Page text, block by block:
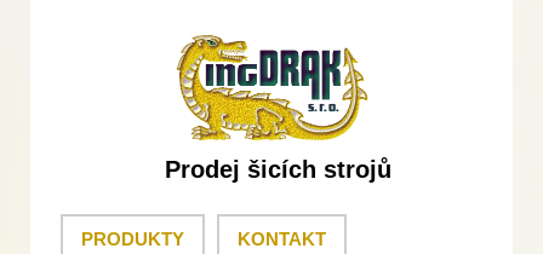
Prodej šicích strojů
PRODUKTY KONTAKT